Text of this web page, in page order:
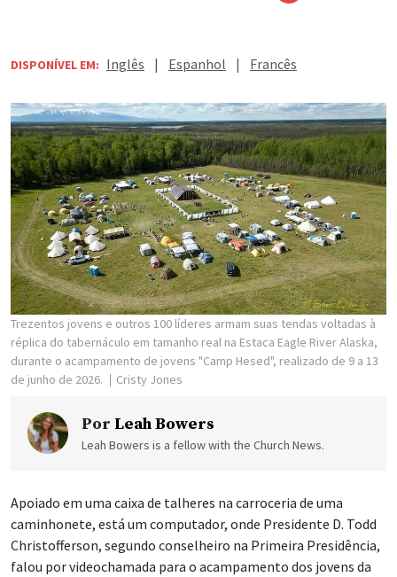
DISPONÍVEL EM: Inglês | Espanhol | Francês
Trezentos jovens e outros 100 líderes armam suas tendas voltadas à
réplica do tabernáculo em tamanho real na Estaca Eagle River Alaska,
durante o acampamento de jovens "Camp Hesed", realizado de 9 a 13
de junho de 2026.
Cristy Jones
Por Leah Bowers
Leah Bowers is a fellow with the Church News.
Apoiado em uma caixa de talheres na carroceria de uma
caminhonete, está um computador, onde Presidente D. Todd
Christofferson, segundo conselheiro na Primeira Presidência,
falou por videochamada para o acampamento dos jovens da